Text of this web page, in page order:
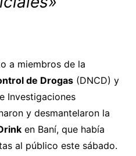
a miembros de la
de Drogas(DNCD) y
Investigaciones
y desmantelaron la
en Baní, que había
al público este sábado.